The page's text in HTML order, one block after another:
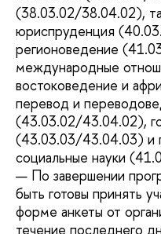
(38.03.02/38.04.02),
юриспруденция
регионоведение
международные
востоковедение и
перевод и
(43.03.02/43.04.02),
(43.03.03/43.04.03) и
социальные науки
— По завершении
быть готовы принять
форме анкеты от
течение последнего